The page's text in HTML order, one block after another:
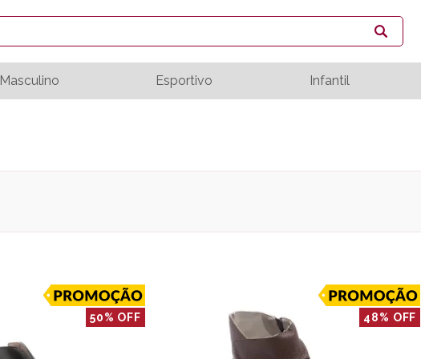
Masculino Esportivo Infantil
50% OFF 48% OFF